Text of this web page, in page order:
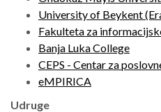
University of Beykent
Fakulteta za
Banja Luka College
CEPS - Centar za
eMPIRICA
Udruge